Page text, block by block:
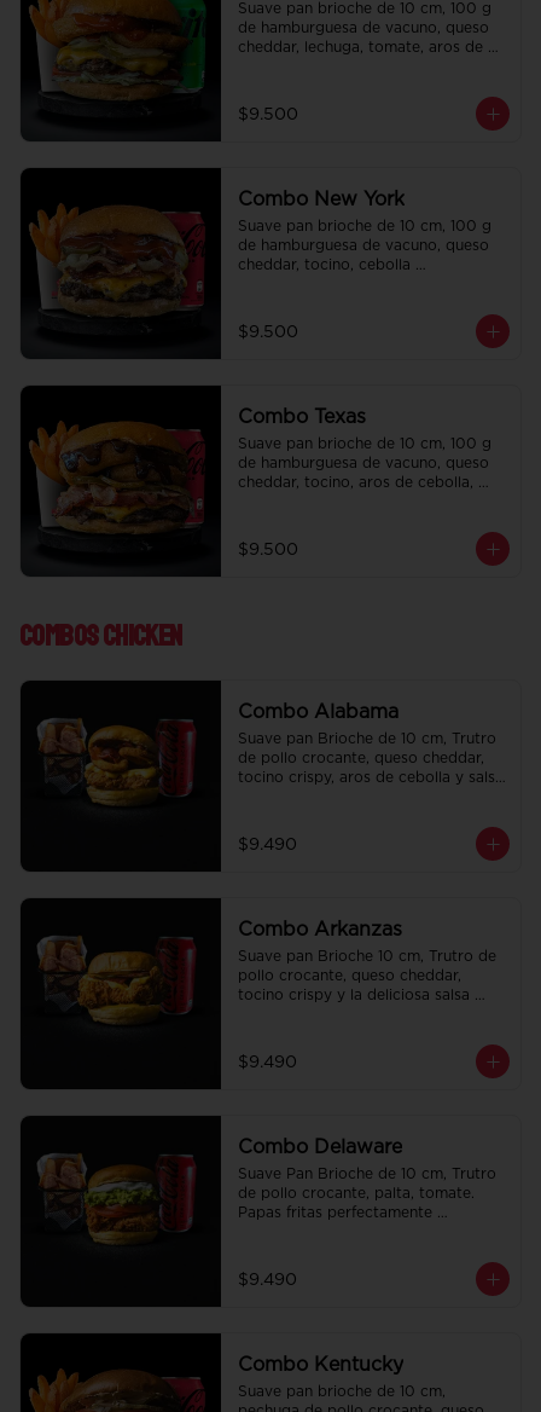
Suave pan brioche de 10 cm, 100 g
de hamburguesa de vacuno, queso
cheddar, lechuga, tomate, aros de
condimentadas, salsa de la casa de
regalo a elección y una bebida de
$9.500
Combo New York
Suave pan brioche de 10 cm, 100 g
de hamburguesa de vacuno, queso
cheddar, tocino, cebolla
condimentadas, salsa de la casa de
regalo a elección y una Bebida de
$9.500
Combo Texas
Suave pan brioche de 10 cm, 100 g
de hamburguesa de vacuno, queso
cheddar, tocino, aros de cebolla,
de la casa de regalo a elección y una
Bebida de 350 cc a elección.
$9.500
Combos Chicken
Combo Alabama
Suave pan Brioche de 10 cm, Trutro
de pollo crocante, queso cheddar,
tocino crispy, aros de cebolla y salsa
elección.
$9.490
Combo Arkanzas
Suave pan Brioche 10 cm, Trutro de
pollo crocante, queso cheddar,
tocino crispy y la deliciosa salsa
de la casa de regalo a elección y una
Bebida de 350cc a elección.
$9.490
Combo Delaware
Suave Pan Brioche de 10 cm, Trutro
de pollo crocante, palta, tomate.
Papas fritas perfectamente
350cc a elección.
$9.490
Combo Kentucky
Suave pan brioche de 10 cm,